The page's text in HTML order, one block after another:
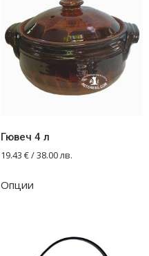
Гювеч 4 л
19.43 €/ 38.00 лв.
Опции